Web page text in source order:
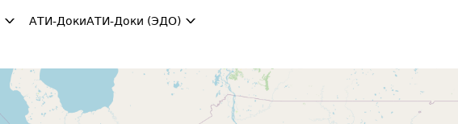
АТИ-ДокиАТИ-Доки (ЭДО)